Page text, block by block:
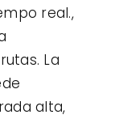
real.,
La
alta,